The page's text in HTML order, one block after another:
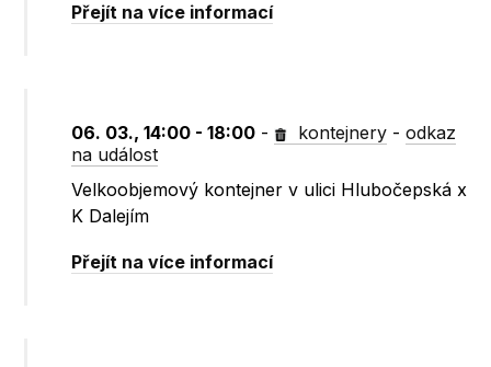
Přejít na více informací
06. 03., 14:00 - 18:00 - kontejnery -odkaz
na událost
Velkoobjemový kontejner v ulici Hlubočepská x
K Dalejím
Přejít na více informací